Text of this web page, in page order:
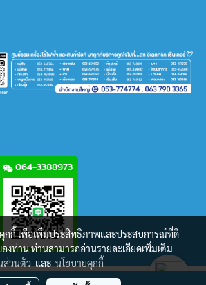
064-3388973
คุกกี้ เพื่อเพิ่มประสิทธิภาพและประสบการณ์ที่ดี
องท่าน ท่านสามารถอ่านรายละเอียดเพิ่มเติม
ส่วนตัว และ นโยบายคุกกี้